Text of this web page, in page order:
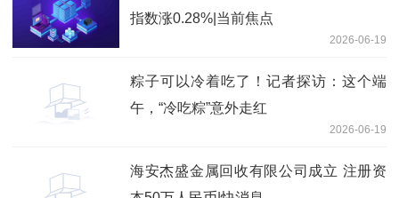
指数涨0.28%|当前焦点
2026-06-19
粽子可以冷着吃了！记者探访：这个端
午，“冷吃粽”意外走红
2026-06-19
海安杰盛金属回收有限公司成立 注册资